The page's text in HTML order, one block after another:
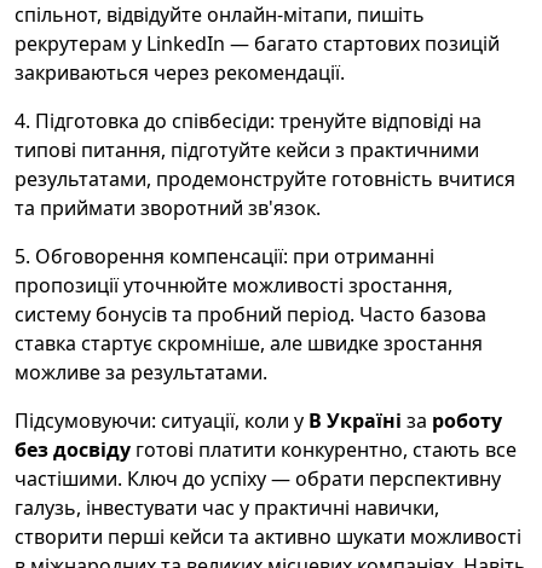
спільнот, відвідуйте онлайн-мітапи, пишіть
рекрутерам у LinkedIn — багато стартових позицій
закриваються через рекомендації.
4. Підготовка до співбесіди: тренуйте відповіді на
типові питання, підготуйте кейси з практичними
результатами, продемонструйте готовність вчитися
та приймати зворотний зв'язок.
5. Обговорення компенсації: при отриманні
пропозиції уточнюйте можливості зростання,
систему бонусів та пробний період. Часто базова
ставка стартує скромніше, але швидке зростання
можливе за результатами.
Підсумовуючи: ситуації, коли у В Україні за роботу
без досвіду готові платити конкурентно, стають все
частішими. Ключ до успіху — обрати перспективну
галузь, інвестувати час у практичні навички,
створити перші кейси та активно шукати можливості